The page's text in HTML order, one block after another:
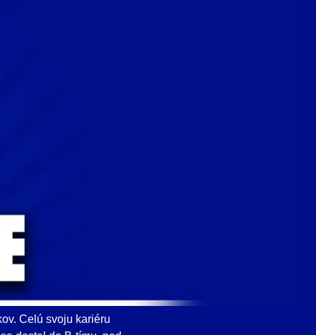
Celú svoju kariéru